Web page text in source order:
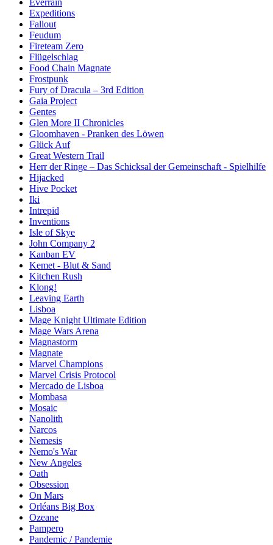
Expeditions
Fallout
Feudum
Fireteam Zero
Flügelschlag
Food Chain Magnate
Frostpunk
Fury of Dracula – 3rd Edition
Gaia Project
Gentes
Glen More II Chronicles
Gloomhaven - Pranken des Löwen
Glück Auf
Great Western Trail
Herr der Ringe – Das Schicksal der Gemeinschaft - Spielhilfe
Hijacked
Hive Pocket
Iki
Intrepid
Inventions
Isle of Skye
John Company 2
Kanban EV
Kemet - Blut & Sand
Kitchen Rush
Klong!
Leaving Earth
Lisboa
Mage Knight Ultimate Edition
Mage Wars Arena
Magnastorm
Magnate
Marvel Champions
Marvel Crisis Protocol
Mercado de Lisboa
Mombasa
Mosaic
Nanolith
Narcos
Nemesis
Nemo's War
New Angeles
Oath
Obsession
On Mars
Orléans Big Box
Ozeane
Pampero
Pandemic / Pandemie